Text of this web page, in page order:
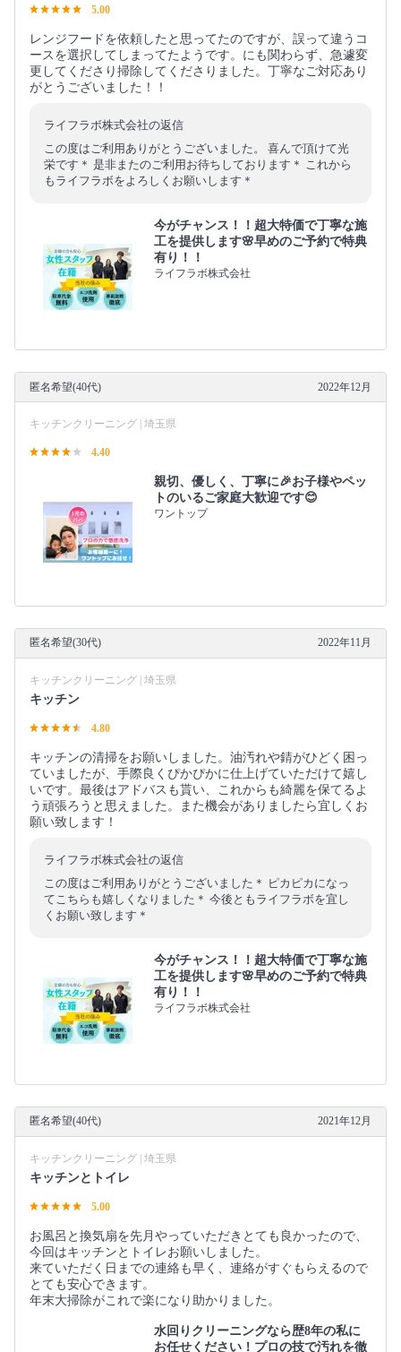
5.00
レンジフードを依頼したと思ってたのですが、誤って違うコ
ースを選択してしまってたようです。にも関わらず、急遽変
更してくださり掃除してくださりました。丁寧なご対応あり
がとうございました！！
ライフラボ株式会社の返信
この度はご利用ありがとうございました。 喜んで頂けて光
栄です＊ 是非またのご利用お待ちしております＊ これから
もライフラボをよろしくお願いします＊
今がチャンス！！超大特価で丁寧な施
工を提供します🌸早めのご予約で特典
有り！！
ライフラボ株式会社
匿名希望(40代) 2022年12月
キッチンクリーニング | 埼玉県
4.40
親切、優しく、丁寧に🎉お子様やペッ
トのいるご家庭大歓迎です😊
ワントップ
匿名希望(30代) 2022年11月
キッチンクリーニング | 埼玉県
キッチン
4.80
キッチンの清掃をお願いしました。油汚れや錆がひどく困っ
ていましたが、手際良くぴかぴかに仕上げていただけて嬉し
いです。最後はアドバスも貰い、これからも綺麗を保てるよ
う頑張ろうと思えました。また機会がありましたら宜しくお
願い致します！
ライフラボ株式会社の返信
この度はご利用ありがとうございました＊ ピカピカになっ
てこちらも嬉しくなりました＊ 今後ともライフラボを宜し
くお願い致します＊
今がチャンス！！超大特価で丁寧な施
工を提供します🌸早めのご予約で特典
有り！！
ライフラボ株式会社
匿名希望(40代) 2021年12月
キッチンクリーニング | 埼玉県
キッチンとトイレ
5.00
お風呂と換気扇を先月やっていただきとても良かったので、
今回はキッチンとトイレお願いしました。
来ていただく日までの連絡も早く、連絡がすぐもらえるので
とても安心できます。
年末大掃除がこれで楽になり助かりました。
水回りクリーニングなら歴8年の私に
お任せください！プロの技で汚れを徹